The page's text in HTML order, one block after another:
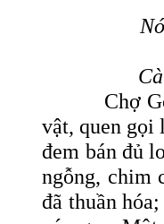
Chợ Gò
vật, quen gọi
đem bán đủ
ngỗng, chim
đã thuần